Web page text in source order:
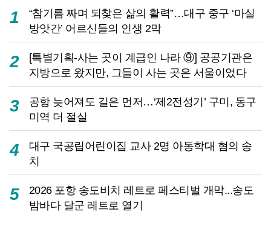
1
“참기름 짜며 되찾은 삶의 활력”…대구 중구 ‘마실
방앗간’ 어르신들의 인생 2막
2
[특별기획-사는 곳이 계급인 나라 ⑨] 공공기관은
지방으로 왔지만, 그들이 사는 곳은 서울이었다
3
공항 늦어져도 길은 먼저…‘제2전성기’ 구미, 동구
미역 더 절실
4
대구 국공립어린이집 교사 2명 아동학대 혐의 송
치
5
2026 포항 송도비치 레트로 페스티벌 개막...송도
밤바다 달군 레트로 열기